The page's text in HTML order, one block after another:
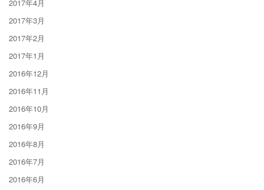
2017年4月
2017年3月
2017年2月
2017年1月
2016年12月
2016年11月
2016年10月
2016年9月
2016年8月
2016年7月
2016年6月